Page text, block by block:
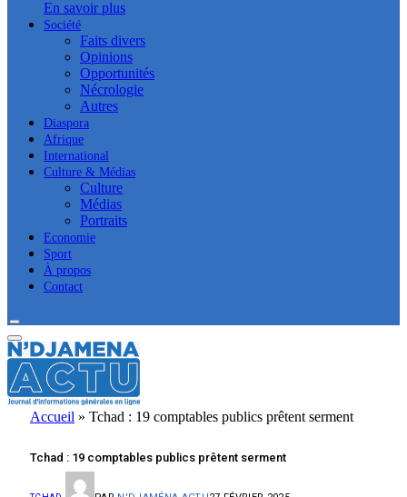
En savoir plus
Société
Faits divers
Opinions
Opportunités
Nécrologie
Autres
Diaspora
Afrique
International
Culture & Médias
Culture
Médias
Portraits
Economie
Sport
À propos
Contact
Accueil » Tchad : 19 comptables publics prêtent serment
Tchad : 19 comptables publics prêtent serment